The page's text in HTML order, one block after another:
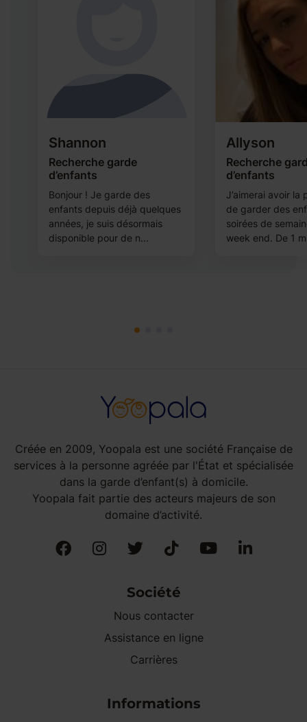
Shannon
Recherche garde
d’enfants
Bonjour ! Je garde des
enfants depuis déjà quelques
années, je suis désormais
disponible pour de n...
Allyson
Recherche
d’enfants
J’aimerai avoir la
de garder des
soirées de
week end. De 1
Créée en 2009, Yoopala est une société Française de
services à la personne agréée par l'État et spécialisée
dans la garde d’enfant(s) à domicile.
Yoopala fait partie des acteurs majeurs de son
domaine d’activité.
Société
Nous contacter
Assistance en ligne
Carrières
Informations